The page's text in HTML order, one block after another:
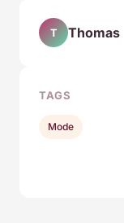
T Thomas
TAGS
Mode